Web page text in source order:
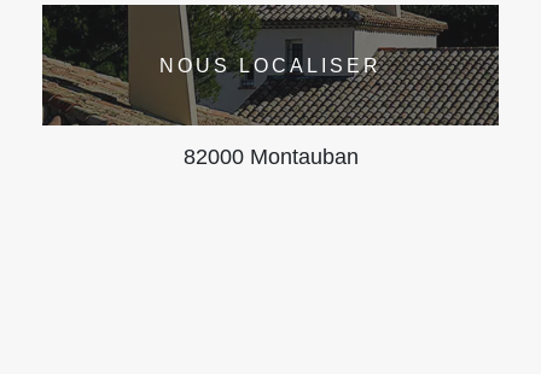
NOUS LOCALISER
82000 Montauban